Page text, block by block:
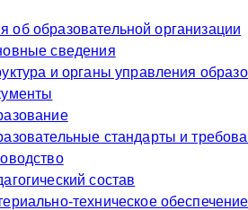
об образовательной организации
сведения
и органы управления
стандарты и
состав
техническое